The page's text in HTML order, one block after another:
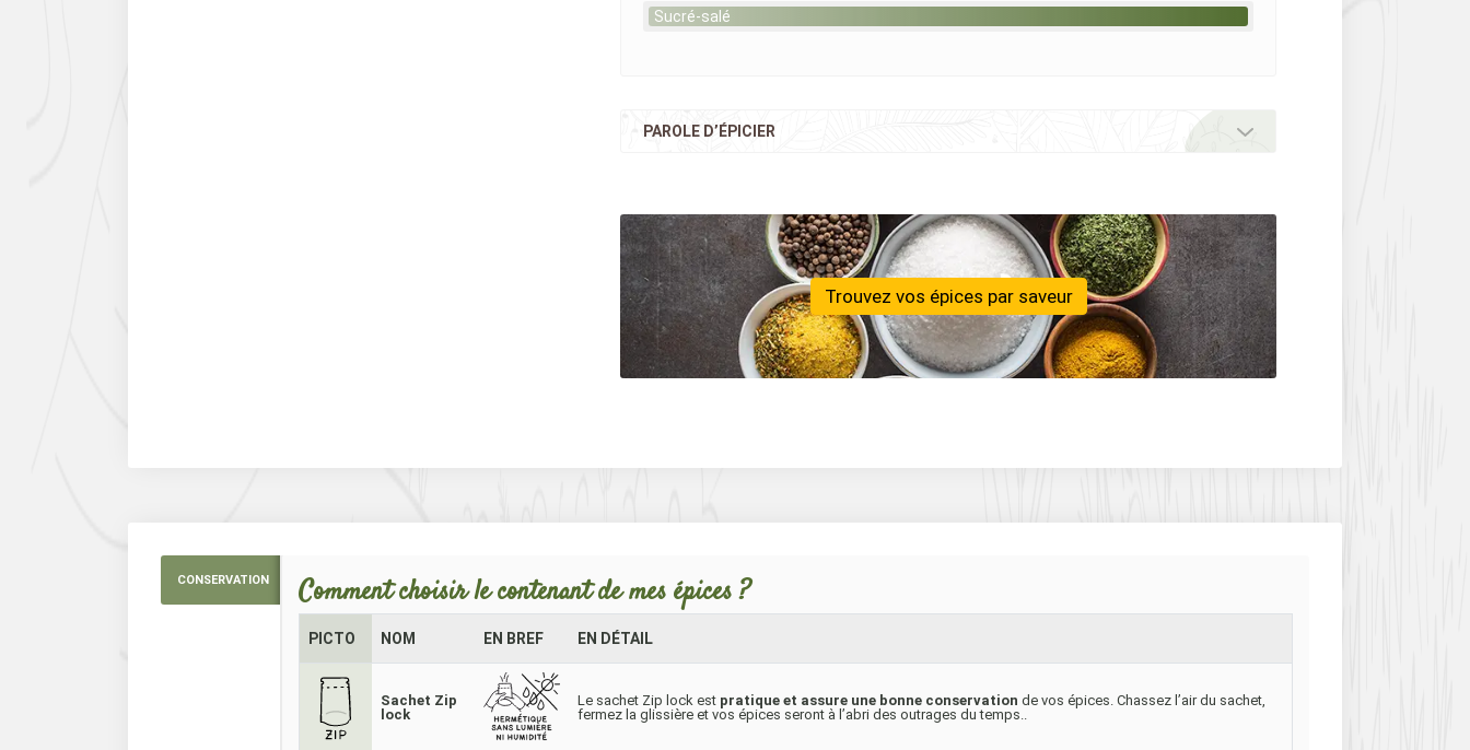
Sucré-salé
PAROLE D’ÉPICIER
Trouvez vos épices par saveur
CONSERVATION Comment choisir le contenant de mes épices ?
PICTO NOM EN BREF EN DÉTAIL
Sachet Zip
lock
Le sachet Zip lock est pratique et assure une bonne conservation de vos épices. Chassez l’air du sachet,
fermez la glissière et vos épices seront à l’abri des outrages du temps..